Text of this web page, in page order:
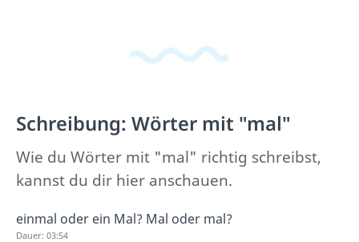
Schreibung: Wörter mit "mal"
Wie du Wörter mit "mal" richtig schreibst,
kannst du dir hier anschauen.
einmal oder ein Mal? Mal oder mal?
Dauer: 03:54